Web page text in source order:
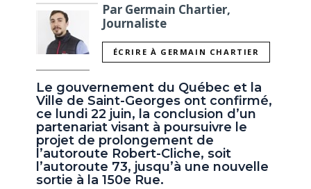
Par Germain Chartier,
Journaliste
ÉCRIRE À GERMAIN CHARTIER
Le gouvernement du Québec et la
Ville de Saint-Georges ont confirmé,
ce lundi 22 juin, la conclusion d’un
partenariat visant à poursuivre le
projet de prolongement de
l’autoroute Robert-Cliche, soit
l’autoroute 73, jusqu’à une nouvelle
sortie à la 150e Rue.